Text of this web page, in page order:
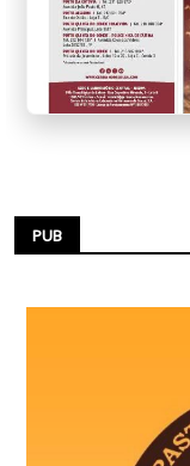
PUB